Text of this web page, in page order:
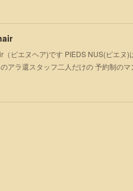
（ピエヌヘア)です PIEDS NUS(ピエ
アラ還スタッフ二人だけの 予約制の